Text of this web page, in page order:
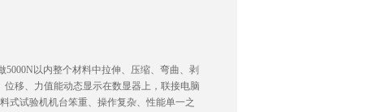
以内整个材料中拉伸、压缩、弯曲、剥
移、力值能动态显示在数显器上，联接电脑
式试验机机台笨重、操作复杂、性能单一之